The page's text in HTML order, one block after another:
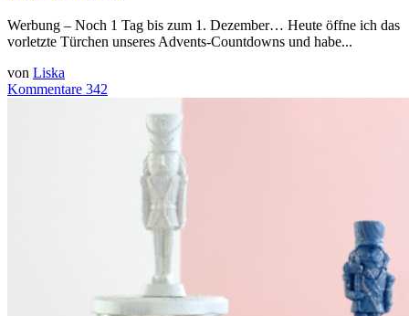
Werbung – Noch 1 Tag bis zum 1. Dezember… Heute öffne ich das
vorletzte Türchen unseres Advents-Countdowns und habe...
von Liska
Kommentare 342